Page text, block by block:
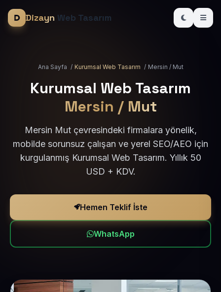
Dizayn Web Tasarım
Ana Sayfa / Kurumsal Web Tasarım / Mersin / Mut
Kurumsal Web Tasarım
Mersin / Mut
Mersin Mut çevresindeki firmalara yönelik,
mobilde sorunsuz çalışan ve yerel SEO/AEO için
kurgulanmış Kurumsal Web Tasarım. Yıllık 50
USD + KDV.
Hemen Teklif İste
WhatsApp